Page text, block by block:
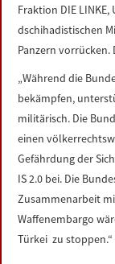
Fraktion DIE
dschihadistischen
Panzern
„Während die
bekämpfen,
militärisch. Die
einen
Gefährdung der
IS 2.0 bei. Die
Zusammenarbeit
Waffenembargo
Türkei zu stoppen.“